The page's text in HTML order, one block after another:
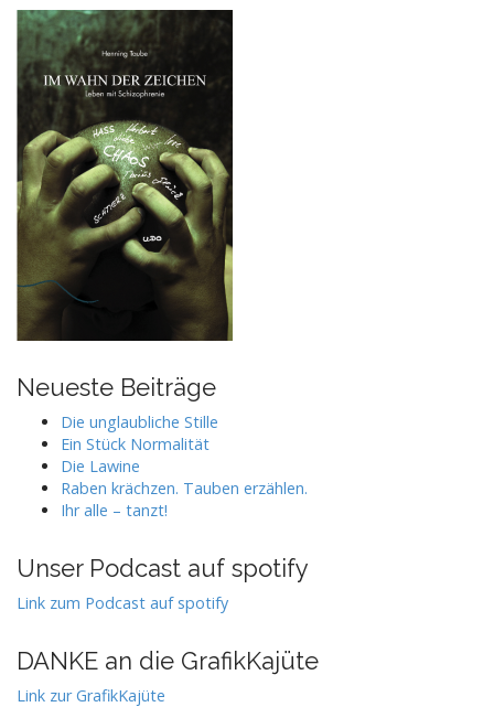
Neueste Beiträge
Die unglaubliche Stille
Ein Stück Normalität
Die Lawine
Raben krächzen. Tauben erzählen.
Ihr alle – tanzt!
Unser Podcast auf spotify
Link zum Podcast auf spotify
DANKE an die GrafikKajüte
Link zur GrafikKajüte